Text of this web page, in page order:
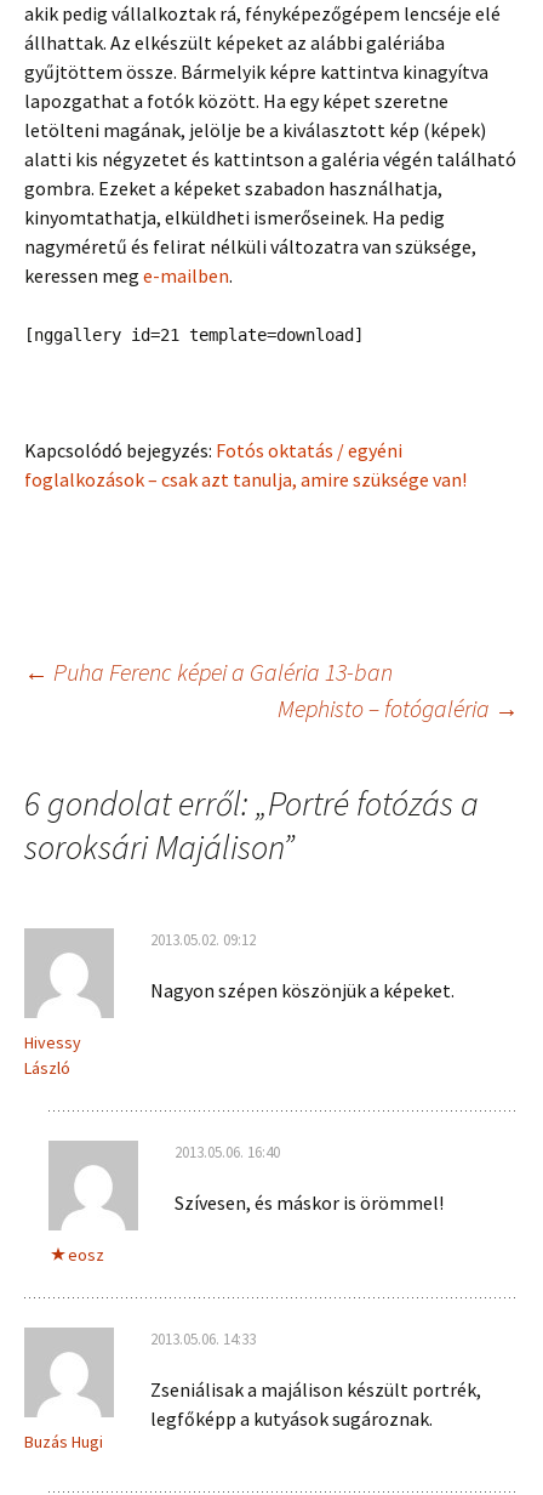
akik pedig vállalkoztak rá, fényképezőgépem lencséje elé
állhattak. Az elkészült képeket az alábbi galériába
gyűjtöttem össze. Bármelyik képre kattintva kinagyítva
lapozgathat a fotók között. Ha egy képet szeretne
letölteni magának, jelölje be a kiválasztott kép (képek)
alatti kis négyzetet és kattintson a galéria végén található
gombra. Ezeket a képeket szabadon használhatja,
kinyomtathatja, elküldheti ismerőseinek. Ha pedig
nagyméretű és felirat nélküli változatra van szüksége,
keressen meg e-mailben.
[nggallery id=21 template=download]
Kapcsolódó bejegyzés: Fotós oktatás / egyéni
foglalkozások – csak azt tanulja, amire szüksége van!
Bejegyzés
← Puha Ferenc képei a Galéria 13-ban
Mephisto – fotógaléria →
6 gondolat erről: „Portré fotózás a
soroksári Majálison”
Hivessy
László
2013.05.02. 09:12
Nagyon szépen köszönjük a képeket.
eosz
2013.05.06. 16:40
Szívesen, és máskor is örömmel!
Buzás Hugi
2013.05.06. 14:33
Zseniálisak a majálison készült portrék,
legfőképp a kutyások sugároznak.